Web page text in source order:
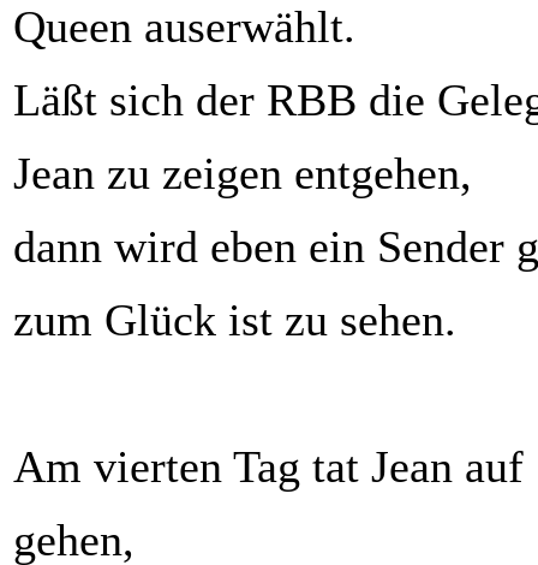
Queen auserwählt.
Läßt sich der RBB die
Jean zu zeigen entgehen,
dann wird eben ein Sender
zum Glück ist zu sehen.
Am vierten Tag tat Jean
gehen,